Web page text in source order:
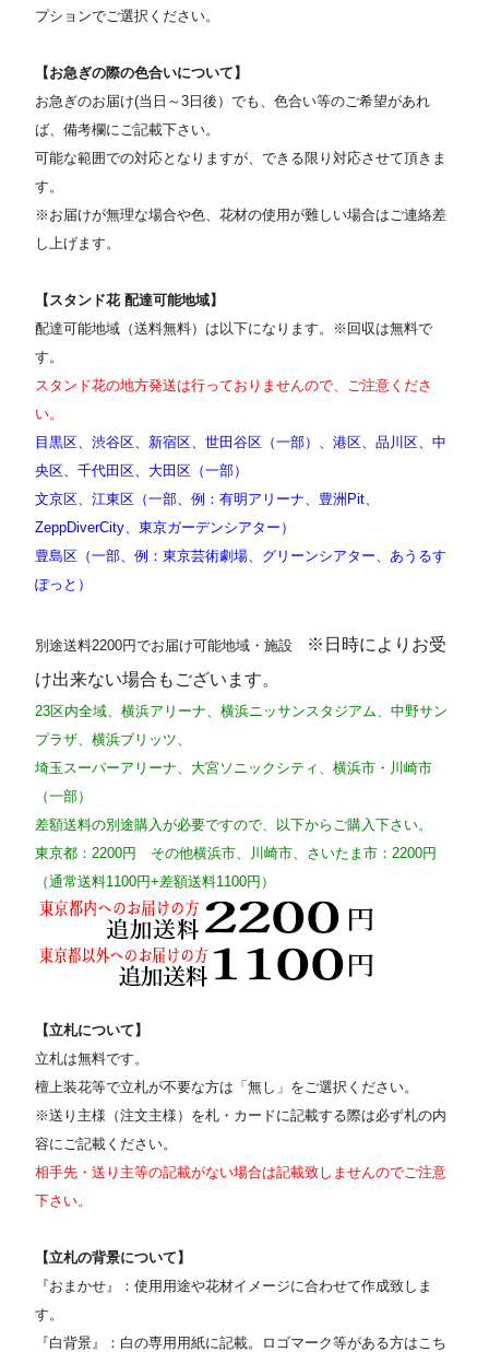
プションでご選択ください。
【お急ぎの際の色合いについて】
お急ぎのお届け(当日～3日後）でも、色合い等のご希望があれ
ば、備考欄にご記載下さい。
可能な範囲での対応となりますが、できる限り対応させて頂きま
す。
※お届けが無理な場合や色、花材の使用が難しい場合はご連絡差
し上げます。
【スタンド花 配達可能地域】
配達可能地域（送料無料）は以下になります。※回収は無料で
す。
スタンド花の地方発送は行っておりませんので、ご注意くださ
い。
目黒区、渋谷区、新宿区、世田谷区（一部）、港区、品川区、中
央区、千代田区、大田区（一部）
文京区、江東区（一部、例：有明アリーナ、豊洲Pit、
ZeppDiverCity、東京ガーデンシアター）
豊島区（一部、例：東京芸術劇場、グリーンシアター、あうるす
ぽっと）
別途送料2200円でお届け可能地域・施設
※日時によりお受
け出来ない場合もございます。
23区内全域、横浜アリーナ、横浜ニッサンスタジアム、中野サン
プラザ、横浜ブリッツ、
埼玉スーパーアリーナ、大宮ソニックシティ、横浜市・川崎市
（一部）
差額送料の別途購入が必要ですので、以下からご購入下さい。
東京都：2200円 その他横浜市、川崎市、さいたま市：2200円
（通常送料1100円+差額送料1100円）
【立札について】
立札は無料です。
檀上装花等で立札が不要な方は「無し」をご選択ください。
※送り主様（注文主様）を札・カードに記載する際は必ず札の内
容にご記載ください。
相手先・送り主等の記載がない場合は記載致しませんのでご注意
下さい。
【立札の背景について】
『おまかせ』：使用用途や花材イメージに合わせて作成致しま
す。
『白背景』：白の専用用紙に記載。ロゴマーク等がある方はこち